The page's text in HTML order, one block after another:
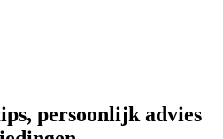
persoonlijk advies